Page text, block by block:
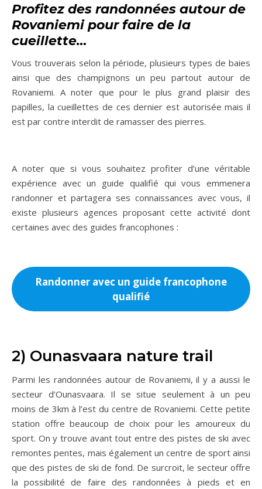
Profitez des randonnées autour de
Rovaniemi pour faire de la
cueillette…
Vous trouverais selon la période, plusieurs types de baies
ainsi que des champignons un peu partout autour de
Rovaniemi. A noter que pour le plus grand plaisir des
papilles, la cueillettes de ces dernier est autorisée mais il
est par contre interdit de ramasser des pierres.
A noter que si vous souhaitez profiter d’une véritable
expérience avec un guide qualifié qui vous emmenera
randonner et partagera ses connaissances avec vous, il
existe plusieurs agences proposant cette activité dont
certaines avec des guides francophones :
Randonner avec un guide francophone
qualifié
2) Ounasvaara nature trail
Parmi les randonnées autour de Rovaniemi, il y a aussi le
secteur d’Ounasvaara. Il se situe seulement à un peu
moins de 3km à l’est du centre de Rovaniemi. Cette petite
station offre beaucoup de choix pour les amoureux du
sport. On y trouve avant tout entre des pistes de ski avec
remontes pentes, mais également un centre de sport ainsi
que des pistes de ski de fond. De surcroit, le secteur offre
la possibilité de faire des randonnées à pieds et en